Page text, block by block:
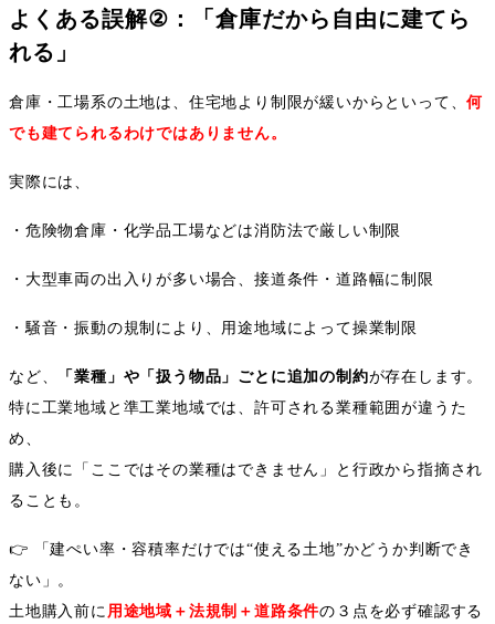
よくある誤解② ：「倉庫だから自由に建てら
れる」
倉庫・工場系の土地は、住宅地より制限が緩いからといって、何
でも建てられるわけではありません。
実際には、
・危険物倉庫・化学品工場などは消防法で厳しい制限
・大型車両の出入りが多い場合、接道条件・道路幅に制限
・騒音・振動の規制により、用途地域によって操業制限
など、 「業種」や「扱う物品」ごとに追加の制約が存在します。
特に工業地域と準工業地域では、許可される業種範囲が違うた
め、
購入後に「ここではその業種はできません」と行政から指摘され
ることも。
👉 「建ぺい率・容積率だけでは“使える土地”かどうか判断でき
ない」。
土地購入前に 用途地域＋法規制＋道路条件の３点を必ず確認する